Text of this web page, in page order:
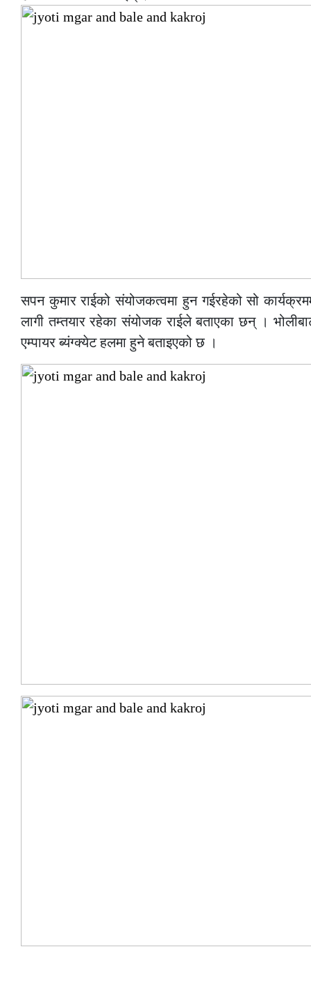
सपन कुमार राईको संयोजकत्वमा हुन गईरहेको सो
लागी तम्तयार रहेका संयोजक राईले बताएका छन् ।
एम्पायर ब्यंग्क्येट हलमा हुने बताइएको छ ।